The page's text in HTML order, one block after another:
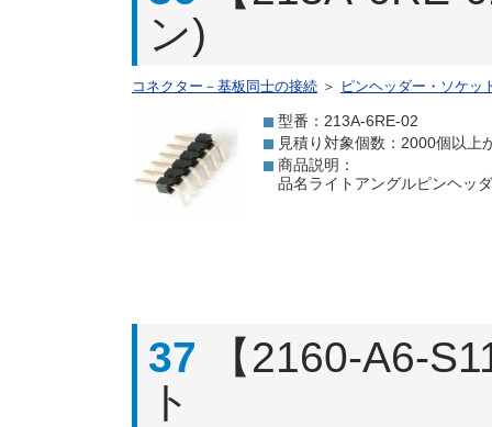
ン)
コネクター－基板同士の接続 ＞ ピンヘッダー・ソケッ
型番：213A-6RE-02
見積り対象個数：2000個以上
商品説明：
品名ライトアングルピンヘッ
37
【2160-A6-
ト